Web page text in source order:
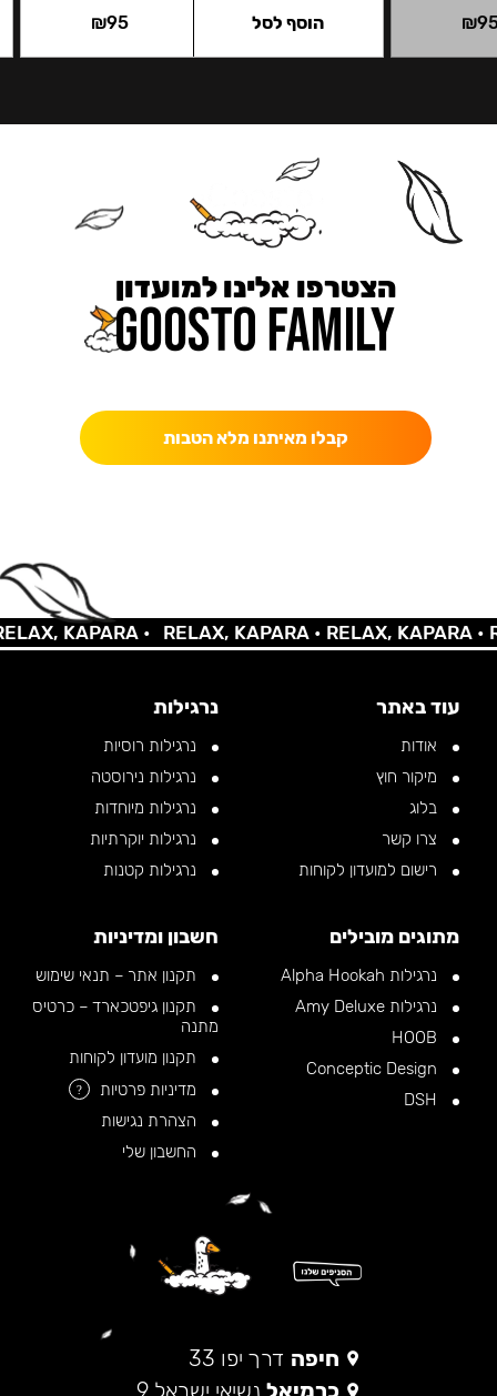
₪
₪95 הוסף לסל
הצטרפו אלינו למועדון
קבלו מאיתנו מלא הטבות
KAPARA • RELAX, KAPARA •RELAX, KAPARA •
עוד באתר
אודות
מיקור חוץ
בלוג
צרו קשר
רישום למועדון לקוחות
נרגילות
נרגילות רוסיות
נרגילות נירוסטה
נרגילות מיוחדות
נרגילות יוקרתיות
נרגילות קטנות
מתוגים מובילים
נרגילות Alpha Hookah
נרגילות Amy Deluxe
חשבון ומדיניות
תקנון אתר – תנאי שימוש
תקנון גיפטכארד – כרטיס
מתנה
תקנון מועדון לקוחות
מדיניות פרטיות
?
הצהרת נגישות
החשבון שלי
חיפה דרך יפו 33
כרמיאל נשיאי ישראל 9